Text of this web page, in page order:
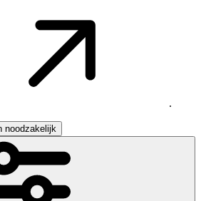
.
noodzakelijk